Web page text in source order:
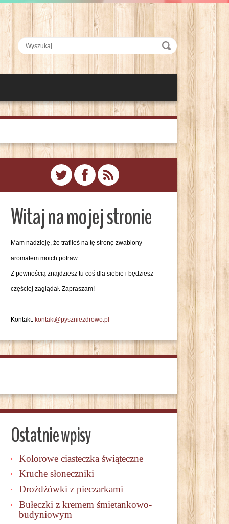
Witaj na mojej stronie
Mam nadzieję, że trafiłeś na tę stronę zwabiony
aromatem moich potraw.
Z pewnością znajdziesz tu coś dla siebie i będziesz
częściej zaglądał. Zapraszam!
Kontakt: kontakt@pyszniezdrowo.pl
Ostatnie wpisy
Kolorowe ciasteczka świąteczne
Kruche słoneczniki
Drożdżówki z pieczarkami
Bułeczki z kremem śmietankowo-
budyniowym